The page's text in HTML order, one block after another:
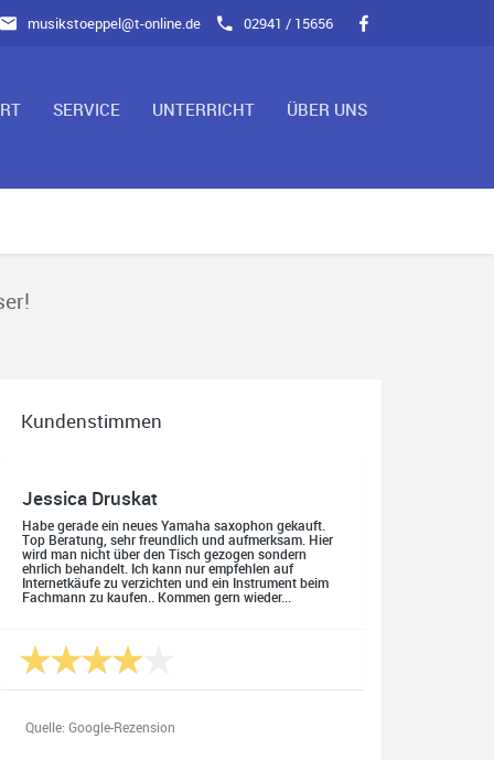
musikstoeppel@t-online.de 02941 / 15656
SERVICE UNTERRICHT ÜBER UNS
Kundenstimmen
Jessica Druskat
Habe gerade ein neues Yamaha saxophon gekauft.
Top Beratung, sehr freundlich und aufmerksam. Hier
wird man nicht über den Tisch gezogen sondern
ehrlich behandelt. Ich kann nur empfehlen auf
Internetkäufe zu verzichten und ein Instrument beim
Fachmann zu kaufen.. Kommen gern wieder...
Quelle: Google-Rezension